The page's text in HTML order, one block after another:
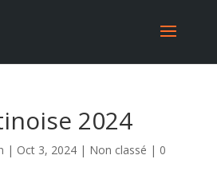
2024
| Oct 3, 2024| Non classé | 0